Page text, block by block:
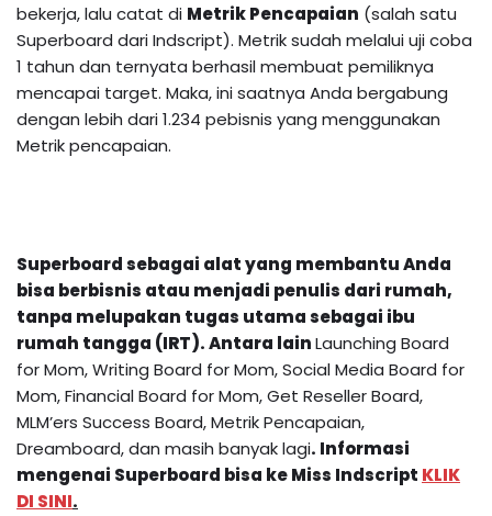
bekerja, lalu catat di Metrik Pencapaian (salah satu
Superboard dari Indscript). Metrik sudah melalui uji coba
1 tahun dan ternyata berhasil membuat pemiliknya
mencapai target. Maka, ini saatnya Anda bergabung
dengan lebih dari 1.234 pebisnis yang menggunakan
Metrik pencapaian.
Superboard sebagai alat yang membantu Anda
bisa berbisnis atau menjadi penulis dari rumah,
tanpa melupakan tugas utama sebagai ibu
rumah tangga (IRT). Antara lainLaunching Board
for Mom, Writing Board for Mom, Social Media Board for
Mom, Financial Board for Mom, Get Reseller Board,
MLM’ers Success Board, Metrik Pencapaian,
Dreamboard, dan masih banyak lagi. Informasi
mengenai Superboard bisa ke Miss Indscript KLIK
DI SINI.